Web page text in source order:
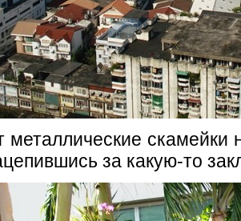
металлические
за какую-то